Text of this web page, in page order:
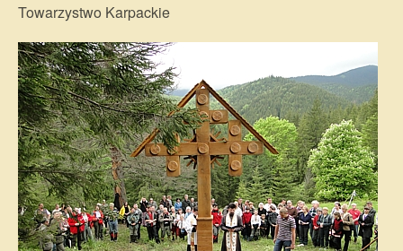
Towarzystwo Karpackie